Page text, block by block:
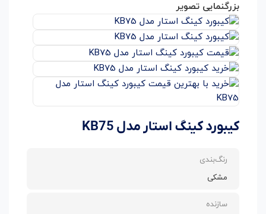
بزرگنمایی تصویر
کیبورد کینگ استار مدل KB75
رنگ‌بندی
مشکی
سازنده